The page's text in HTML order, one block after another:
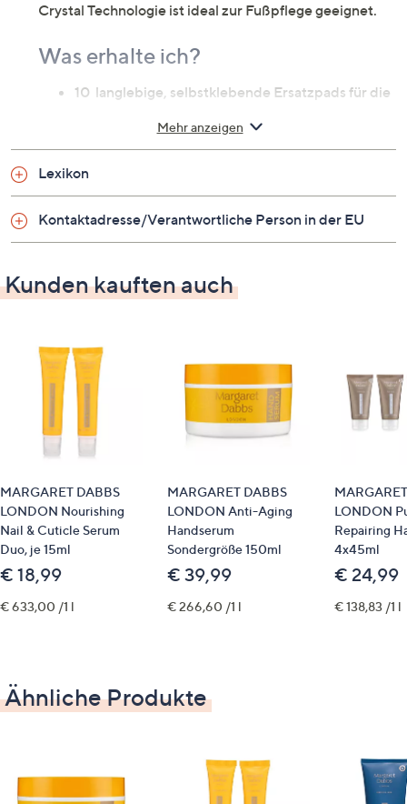
Crystal Technologie ist ideal zur Fußpflege geeignet.
Was erhalte ich?
10 langlebige, selbstklebende Ersatzpads für die
mit der Compressed Crystal Technologie
kann in Verbindung mit der Margaret Dabbs
Professional-Fußfeile verwendet werden
Nagelbürste verwenden, anschließend die Feile
mit einem Handtuch trockentupfen
lassen
Anwendung
um abgenutzte Ersatzfußpolster zu wechseln,
einfach das gebrauchte Pad abziehen und durch
fest auf die Feile drücken
Identifikationsnummer
GTIN: 5060096280408
Mehr anzeigen
Lexikon
Kontaktadresse/Verantwortliche Person in der EU
Kunden kauften auch
MARGARET DABBS
LONDON Nourishing
Nail & Cuticle Serum
Duo, je 15ml
€ 18,99
€ 633,00 /1 l
MARGARET DABBS
LONDON Anti-Aging
Handserum
Sondergröße 150ml
€ 39,99
€ 266,60 /1 l
LONDON
Repairing
4x45ml
€ 24,99
€ 138,83 /1 l
Ähnliche Produkte